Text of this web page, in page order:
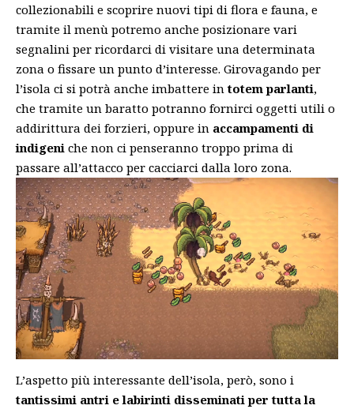
collezionabili e scoprire nuovi tipi di flora e fauna, e
tramite il menù potremo anche posizionare vari
segnalini per ricordarci di visitare una determinata
zona o fissare un punto d’interesse. Girovagando per
l’isola ci si potrà anche imbattere intotem parlanti,
che tramite un baratto potranno fornirci oggetti utili o
addirittura dei forzieri, oppure in accampamenti di
indigeni che non ci penseranno troppo prima di
passare all’attacco per cacciarci dalla loro zona.
L’aspetto più interessante dell’isola, però, sono i
tantissimi antri e labirinti disseminati per tutta la